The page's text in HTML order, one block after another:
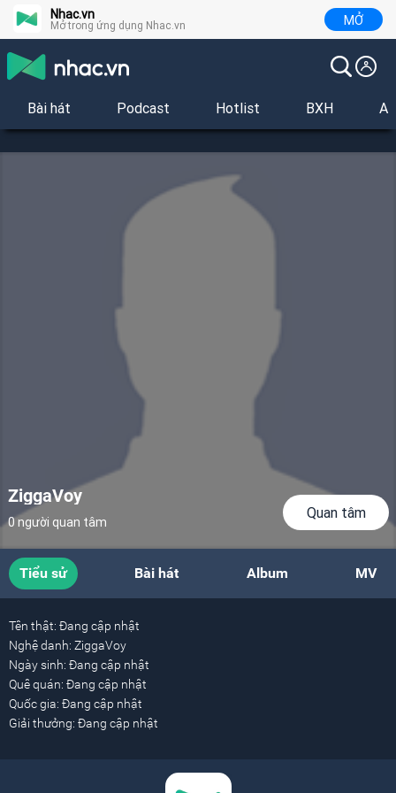
Nhac.vn
Mở trong ứng dụng Nhac.vn MỞ
Bài hát Podcast Hotlist BXH
ZiggaVoy
0 người quan tâm
Quan tâm
Tiểu sử Bài hát Album MV
Tên thật: Đang cập nhật
Nghệ danh: ZiggaVoy
Ngày sinh: Đang cập nhật
Quê quán: Đang cập nhật
Quốc gia: Đang cập nhật
Giải thưởng: Đang cập nhật